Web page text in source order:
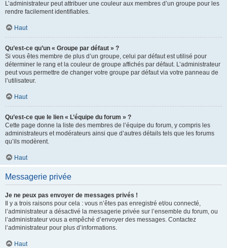
L’administrateur peut attribuer une couleur aux membres d’un groupe pour les
rendre facilement identifiables.
Haut
Qu’est-ce qu’un « Groupe par défaut » ?
Si vous êtes membre de plus d’un groupe, celui par défaut est utilisé pour
déterminer le rang et la couleur de groupe affichés par défaut. L’administrateur
peut vous permettre de changer votre groupe par défaut via votre panneau de
l’utilisateur.
Haut
Qu’est-ce que le lien « L’équipe du forum » ?
Cette page donne la liste des membres de l’équipe du forum, y compris les
administrateurs et modérateurs ainsi que d’autres détails tels que les forums
qu’ils modèrent.
Haut
Messagerie privée
Je ne peux pas envoyer de messages privés !
Il y a trois raisons pour cela : vous n’êtes pas enregistré et/ou connecté,
l’administrateur a désactivé la messagerie privée sur l’ensemble du forum, ou
l’administrateur vous a empêché d’envoyer des messages. Contactez
l’administrateur pour plus d’informations.
Haut